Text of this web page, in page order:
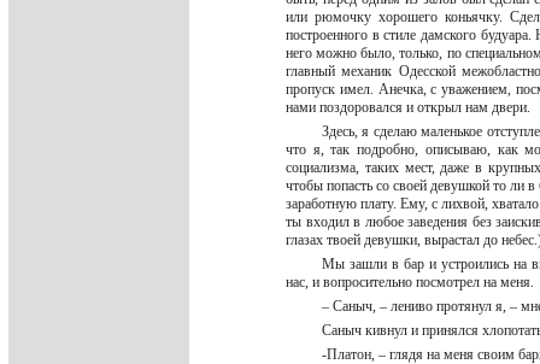
или рюмочку хорошего коньячку.
построенного в стиле дамского будуара.
него можно было, только, по
главный механик Одесской
пропуск имел. Анечка, с уважением,
нами поздоровался и открыл нам двери.
Здесь, я сделаю маленькое
что я, так подробно, описываю, как
социализма, таких мест, даже в
чтобы попасть со своей девушкой то ли
заработную плату. Ему, с лихвой,
ты входил в любое заведения без
глазах твоей девушки, вырастал до
Мы зашли в бар и устроились на
нас, и вопросительно посмотрел на меня.
– Саныч, – лениво протянул я, –
Саныч кивнул и принялся
-Платон, – глядя на меня своим